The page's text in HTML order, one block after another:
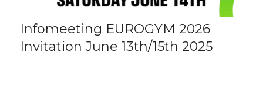
Infomeeting EUROGYM 2026
Invitation June 13th/15th 2025